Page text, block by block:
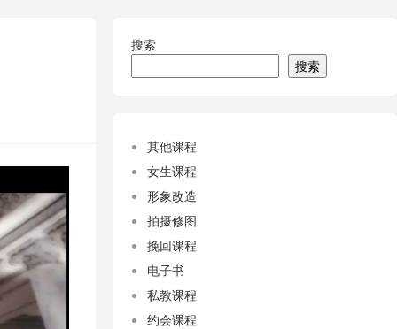
搜索
搜索
其他课程
女生课程
形象改造
拍摄修图
挽回课程
电子书
私教课程
约会课程